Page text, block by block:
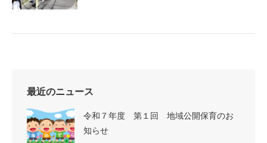
最近のニュース
令和７年度 第１回 地域公開保育のお
知らせ